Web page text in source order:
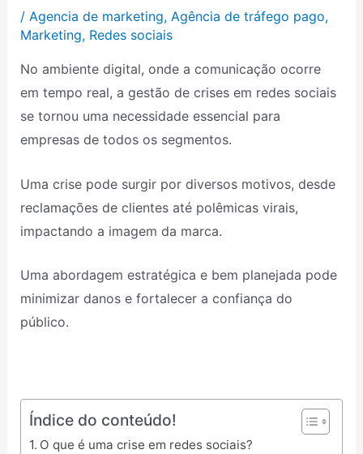
/ Agencia de marketing, Agência de tráfego pago,
Marketing, Redes sociais
No ambiente digital, onde a comunicação ocorre
em tempo real, a gestão de crises em redes sociais
se tornou uma necessidade essencial para
empresas de todos os segmentos.
Uma crise pode surgir por diversos motivos, desde
reclamações de clientes até polêmicas virais,
impactando a imagem da marca.
Uma abordagem estratégica e bem planejada pode
minimizar danos e fortalecer a confiança do
público.
Índice do conteúdo!
O que é uma crise em redes sociais?